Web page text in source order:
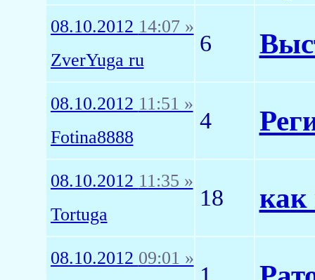
08.10.2012 14:07 »
ZverYuga ru
6
08.10.2012 11:51 »
Fotina8888
4
08.10.2012 11:35 »
Tortuga
18
08.10.2012 09:01 »
1